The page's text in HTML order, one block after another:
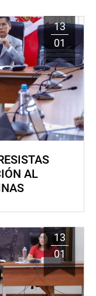
13
01
AL
13
01